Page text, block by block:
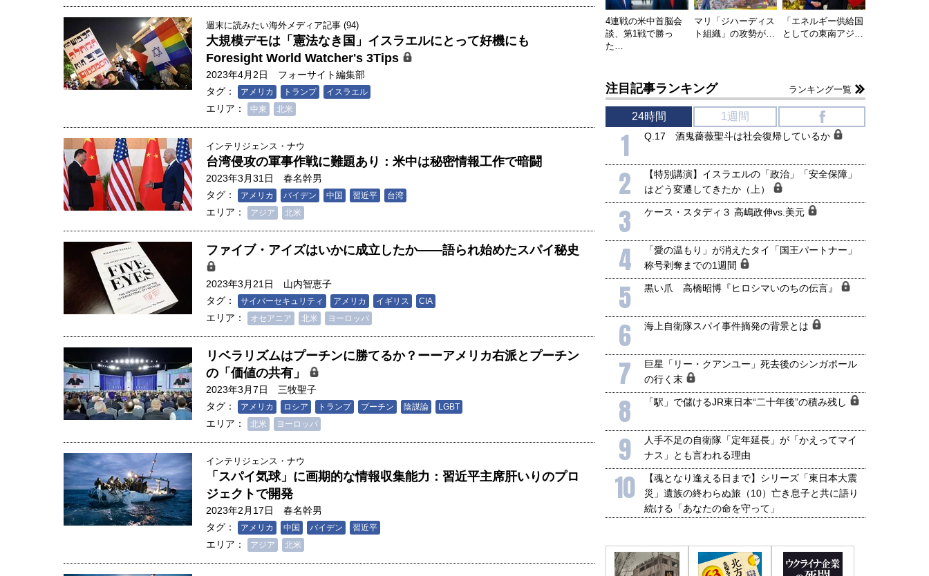
週末に読みたい海外メディア記事 (94)
大規模デモは「憲法なき国」イスラエルにとって好機にも
Foresight World Watcher's 3Tips
2023年4月2日
フォーサイト編集部
タグ：
アメリカ トランプ イスラエル
エリア： 中東 北米
インテリジェンス・ナウ
台湾侵攻の軍事作戦に難題あり：米中は秘密情報工作で暗闘
2023年3月31日
春名幹男
タグ：
アメリカ バイデン 中国 習近平 台湾
エリア： アジア 北米
ファイブ・アイズはいかに成立したか――語られ始めたスパイ秘史
2023年3月21日
山内智恵子
タグ：
サイバーセキュリティ アメリカ イギリス CIA
エリア： オセアニア 北米 ヨーロッパ
リベラリズムはプーチンに勝てるか？ーーアメリカ右派とプーチン
の「価値の共有」
2023年3月7日
三牧聖子
タグ：
アメリカ ロシア トランプ プーチン 陰謀論 LGBT
エリア： 北米 ヨーロッパ
インテリジェンス・ナウ
「スパイ気球」に画期的な情報収集能力：習近平主席肝いりのプロ
ジェクトで開発
2023年2月17日
春名幹男
タグ：
アメリカ 中国 バイデン 習近平
エリア： アジア 北米
4連戦の米中首脳会
談、第1戦で勝っ
た…
マリ「ジハーディス
ト組織」の攻勢が…
「エネルギー供給国
としての東南アジ…
注目記事ランキング ランキング一覧
24時間 1週間
1 Q.17 酒鬼薔薇聖斗は社会復帰しているか
2
【特別講演】イスラエルの「政治」「安全保障」
はどう変遷してきたか（上）
3 ケース・スタディ３ 高嶋政伸vs.美元
4
「愛の温もり」が消えたタイ「国王パートナー」
称号剥奪までの1週間
5 黒い爪 高橋昭博『ヒロシマいのちの伝言』
6 海上自衛隊スパイ事件摘発の背景とは
7
巨星「リー・クアンユー」死去後のシンガポール
の行く末
8 「駅」で儲けるJR東日本“二十年後”の積み残し
9
人手不足の自衛隊「定年延長」が「かえってマイ
ナス」とも言われる理由
10
【魂となり逢える日まで】シリーズ「東日本大震
災」遺族の終わらぬ旅（10）亡き息子と共に語り
続ける「あなたの命を守って」